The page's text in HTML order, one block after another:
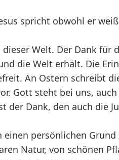
spricht obwohl er
Welt. Der Dank für
die Welt erhält. Die
An Ostern schreibt
Gott steht bei uns,
der Dank, den auch die
persönlichen Grund
Natur, von schönen